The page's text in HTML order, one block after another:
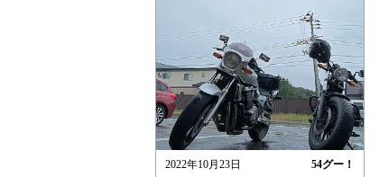
2022年10月23日 54グー！